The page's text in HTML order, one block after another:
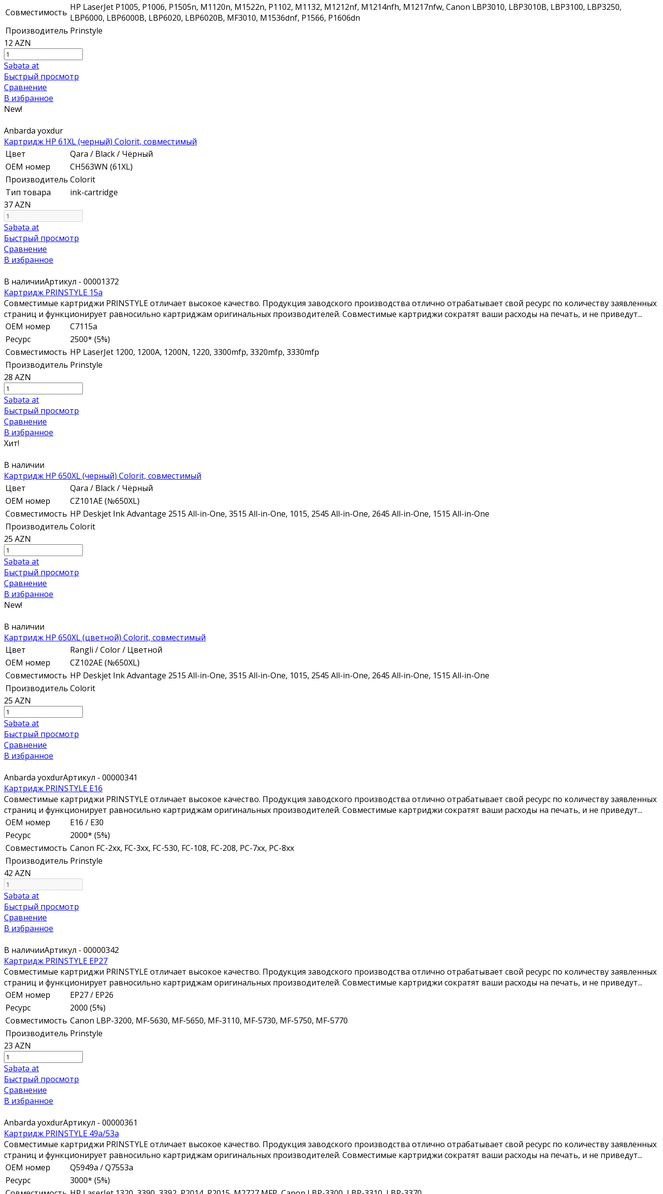
Совместимость HP LaserJet P1005, P1006, P1505n, M1120n, M1522n, P1102, M1132, M1212nf, M1214nfh, M1217nfw, Canon LBP3010, LBP3010B, LBP3100, LBP3250,
LBP6000, LBP6000B, LBP6020, LBP6020B, MF3010, M1536dnf, P1566, P1606dn
Производитель Prinstyle
12 AZN
Səbətə at
Быстрый просмотр
Сравнение
В избранное
New!
Anbarda yoxdur
Картридж HP 61XL (черный) Colorit, совместимый
Цвет
Qara / Black / Чёрный
ОЕМ номер
CH563WN (61XL)
Производитель Colorit
Тип товара
ink-cartridge
37 AZN
Səbətə at
Быстрый просмотр
Сравнение
В избранное
В наличииАртикул - 00001372
Картридж PRINSTYLE 15a
Совместимые картриджи PRINSTYLE отличает высокое качество. Продукция заводского производства отлично отрабатывает свой ресурс по количеству заявленных
страниц и функционирует равносильно картриджам оригинальных производителей. Совместимые картриджи сократят ваши расходы на печать, и не приведут...
ОЕМ номер
C7115a
Ресурс
2500* (5%)
Совместимость HP LaserJet 1200, 1200A, 1200N, 1220, 3300mfp, 3320mfp, 3330mfp
Производитель Prinstyle
28 AZN
Səbətə at
Быстрый просмотр
Сравнение
В избранное
Хит!
В наличии
Картридж HP 650XL (черный) Colorit, совместимый
Цвет
Qara / Black / Чёрный
ОЕМ номер
CZ101AE (№650XL)
Совместимость HP Deskjet Ink Advantage 2515 All-in-One, 3515 All-in-One, 1015, 2545 All-in-One, 2645 All-in-One, 1515 All-in-One
Производитель Colorit
25 AZN
Səbətə at
Быстрый просмотр
Сравнение
В избранное
New!
В наличии
Картридж HP 650XL (цветной) Colorit, совместимый
Цвет
Rəngli / Color / Цветной
ОЕМ номер
CZ102AE (№650XL)
Совместимость HP Deskjet Ink Advantage 2515 All-in-One, 3515 All-in-One, 1015, 2545 All-in-One, 2645 All-in-One, 1515 All-in-One
Производитель Colorit
25 AZN
Səbətə at
Быстрый просмотр
Сравнение
В избранное
Anbarda yoxdurАртикул - 00000341
Картридж PRINSTYLE E16
Совместимые картриджи PRINSTYLE отличает высокое качество. Продукция заводского производства отлично отрабатывает свой ресурс по количеству заявленных
страниц и функционирует равносильно картриджам оригинальных производителей. Совместимые картриджи сократят ваши расходы на печать, и не приведут...
ОЕМ номер
E16 / E30
Ресурс
2000* (5%)
Совместимость Canon FC-2xx, FC-3xx, FC-530, FC-108, FC-208, PC-7xx, PC-8xx
Производитель Prinstyle
42 AZN
Səbətə at
Быстрый просмотр
Сравнение
В избранное
В наличииАртикул - 00000342
Картридж PRINSTYLE EP27
Совместимые картриджи PRINSTYLE отличает высокое качество. Продукция заводского производства отлично отрабатывает свой ресурс по количеству заявленных
страниц и функционирует равносильно картриджам оригинальных производителей. Совместимые картриджи сократят ваши расходы на печать, и не приведут...
ОЕМ номер
EP27 / EP26
Ресурс
2000 (5%)
Совместимость Canon LBP-3200, MF-5630, MF-5650, MF-3110, MF-5730, MF-5750, MF-5770
Производитель Prinstyle
23 AZN
Səbətə at
Быстрый просмотр
Сравнение
В избранное
Anbarda yoxdurАртикул - 00000361
Картридж PRINSTYLE 49a/53a
Совместимые картриджи PRINSTYLE отличает высокое качество. Продукция заводского производства отлично отрабатывает свой ресурс по количеству заявленных
страниц и функционирует равносильно картриджам оригинальных производителей. Совместимые картриджи сократят ваши расходы на печать, и не приведут...
ОЕМ номер
Q5949a / Q7553a
Ресурс
3000* (5%)